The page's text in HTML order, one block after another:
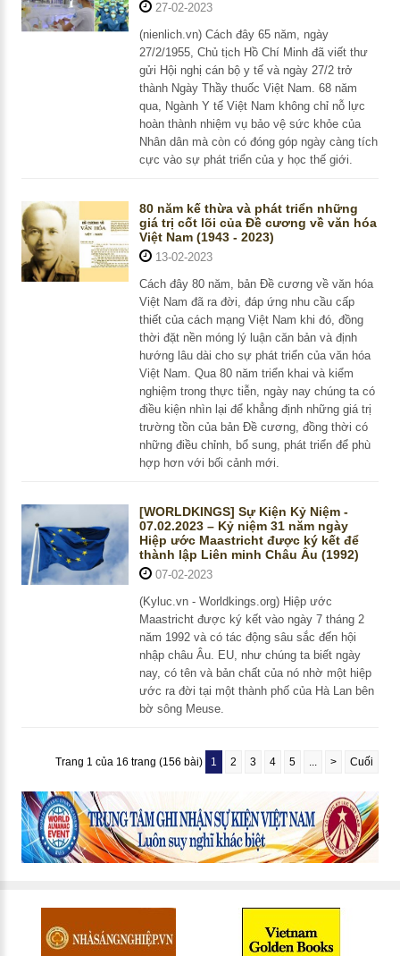
27-02-2023
(nienlich.vn) Cách đây 65 năm, ngày
27/2/1955, Chủ tịch Hồ Chí Minh đã viết thư
gửi Hội nghị cán bộ y tế và ngày 27/2 trở
thành Ngày Thầy thuốc Việt Nam. 68 năm
qua, Ngành Y tế Việt Nam không chỉ nỗ lực
hoàn thành nhiệm vụ bảo vệ sức khỏe của
Nhân dân mà còn có đóng góp ngày càng tích
cực vào sự phát triển của y học thế giới.
80 năm kế thừa và phát triển những
giá trị cốt lõi của Đề cương về văn hóa
Việt Nam (1943 - 2023)
13-02-2023
Cách đây 80 năm, bản Đề cương về văn hóa
Việt Nam đã ra đời, đáp ứng nhu cầu cấp
thiết của cách mạng Việt Nam khi đó, đồng
thời đặt nền móng lý luận căn bản và định
hướng lâu dài cho sự phát triển của văn hóa
Việt Nam. Qua 80 năm triển khai và kiểm
nghiệm trong thực tiễn, ngày nay chúng ta có
điều kiện nhìn lại để khẳng định những giá trị
trường tồn của bản Đề cương, đồng thời có
những điều chỉnh, bổ sung, phát triển để phù
hợp hơn với bối cảnh mới.
[WORLDKINGS] Sự Kiện Kỷ Niệm -
07.02.2023 – Kỷ niệm 31 năm ngày
Hiệp ước Maastricht được ký kết để
thành lập Liên minh Châu Âu (1992)
07-02-2023
(Kyluc.vn - Worldkings.org) Hiệp ước
Maastricht được ký kết vào ngày 7 tháng 2
năm 1992 và có tác động sâu sắc đến hội
nhập châu Âu. EU, như chúng ta biết ngày
nay, có tên và bản chất của nó nhờ một hiệp
ước ra đời tại một thành phố của Hà Lan bên
bờ sông Meuse.
Trang 1 của 16 trang (156 bài) 1 2 3 4 5 ... > Cuối